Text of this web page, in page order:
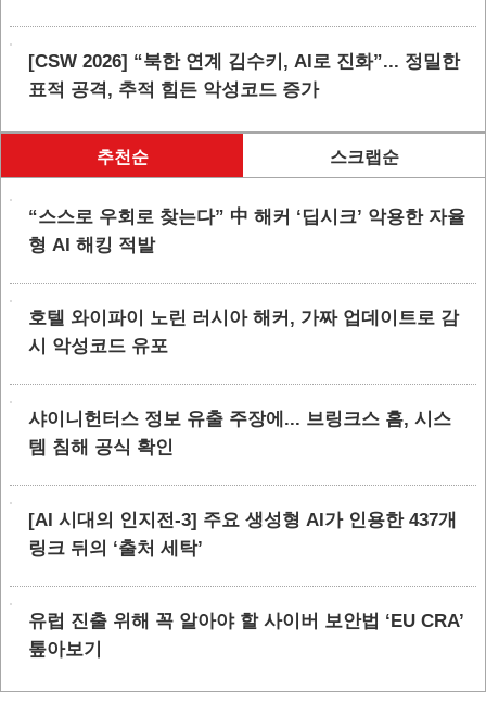
[CSW 2026] “북한 연계 김수키, AI로 진화”... 정밀한
표적 공격, 추적 힘든 악성코드 증가
추천순 스크랩순
“스스로 우회로 찾는다” 中 해커 ‘딥시크’ 악용한 자율
형 AI 해킹 적발
호텔 와이파이 노린 러시아 해커, 가짜 업데이트로 감
시 악성코드 유포
샤이니헌터스 정보 유출 주장에... 브링크스 홈, 시스
템 침해 공식 확인
[AI 시대의 인지전-3] 주요 생성형 AI가 인용한 437개
링크 뒤의 ‘출처 세탁’
유럽 진출 위해 꼭 알아야 할 사이버 보안법 ‘EU CRA’
톺아보기